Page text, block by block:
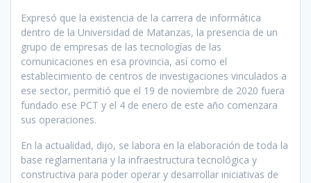
Expresó que la existencia de la carrera de informática
dentro de la Universidad de Matanzas, la presencia de un
grupo de empresas de las tecnologías de las
comunicaciones en esa provincia, así como el
establecimiento de centros de investigaciones vinculados a
ese sector, permitió que el 19 de noviembre de 2020 fuera
fundado ese PCT y el 4 de enero de este año comenzara
sus operaciones.
En la actualidad, dijo, se labora en la elaboración de toda la
base reglamentaria y la infraestructura tecnológica y
constructiva para poder operar y desarrollar iniciativas de